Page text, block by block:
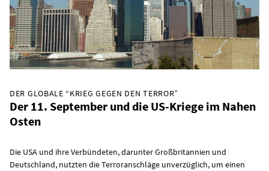
DER GLOBALE “KRIEG GEGEN DEN TERROR”
Der 11. September und die US-Kriege im Nahen
Osten
Die USA und ihre Verbündeten, darunter Großbritannien und
Deutschland, nutzten die Terroranschläge unverzüglich, um einen